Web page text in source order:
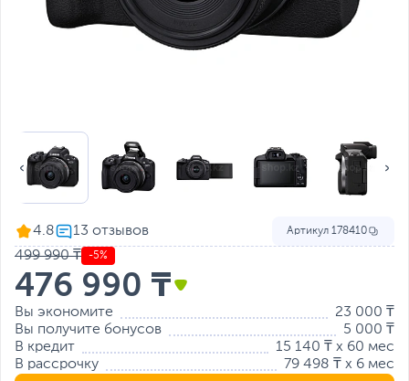
4.8 Артикул 178410
499 990 ₸ -5%
476 990 ₸
Вы экономите
23 000 ₸
Вы получите бонусов
5 000 ₸
В кредит
15 140 ₸ x 60 мес
В рассрочку
79 498 ₸ x 6 мес